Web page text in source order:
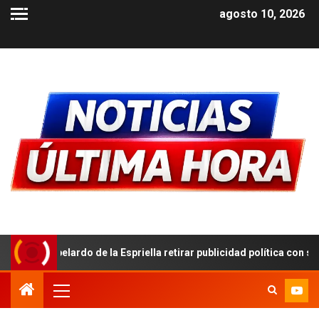
agosto 10, 2026
la Espriella retirar publicidad política con símbolos patrios